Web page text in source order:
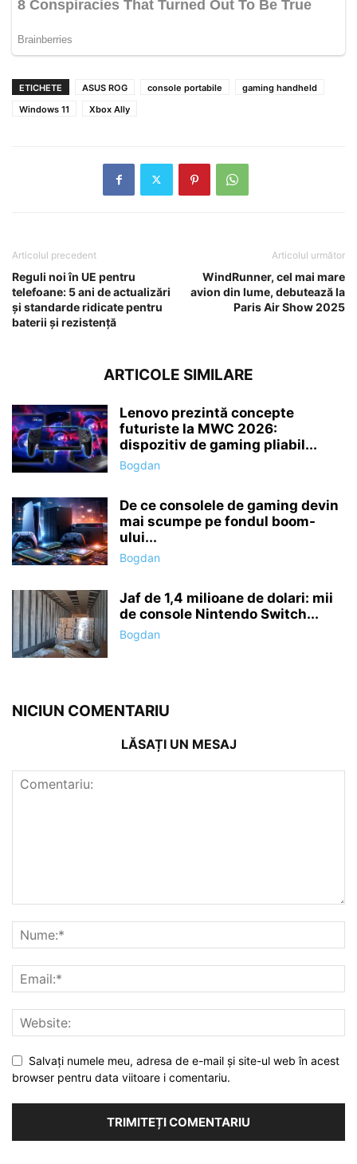
ETICHETE ASUS ROG console portabile
gaming handheld
Windows 11
Xbox Ally
Articolul precedent
Reguli noi în UE pentru
telefoane: 5 ani de actualizări
și standarde ridicate pentru
baterii și rezistență
Articolul următor
WindRunner, cel mai mare
avion din lume, debutează la
Paris Air Show 2025
ARTICOLE SIMILARE
Lenovo prezintă concepte
futuriste la MWC 2026:
dispozitiv de gaming pliabil...
Bogdan
De ce consolele de gaming devin
mai scumpe pe fondul boom-
ului...
Bogdan
Jaf de 1,4 milioane de dolari: mii
de console Nintendo Switch...
Bogdan
NICIUN COMENTARIU
LĂSAȚI UN MESAJ
Salvați numele meu, adresa de e-mail și site-ul web în acest
browser pentru data viitoare i comentariu.